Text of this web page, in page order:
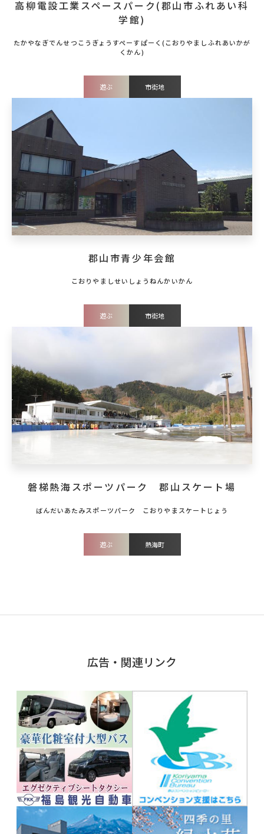
高柳電設工業スペースパーク(郡山市ふれあい科
学館)
遊ぶ 市街地
郡山市青少年会館
遊ぶ 市街地
磐梯熱海スポーツパーク 郡山スケート場
遊ぶ 熱海町
広告・関連リンク